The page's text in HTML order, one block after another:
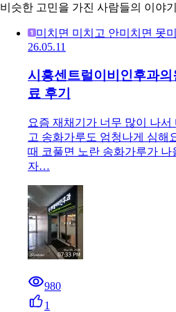
비슷한 고민을 가진 사람들의 이야기
미치면 미치고 안미치면 못
26.05.11
시흥센트럴이비인후과의
료 후기
요즘 재채기가 너무 많이 나서
고 송화가루도 엄청나게 심해
때 코풀면 노란 송화가루가 나
자…
980
1